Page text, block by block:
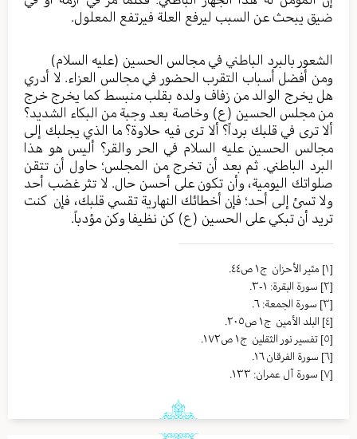
ضيق يبحث عن السبب ليرفع العلة فيرتفع المعلول.
الشعور بالبرد الباطني في مجالس الحسين (عليه السلام)
ومن أفضل أسباب التقرب الحضور في مجالس العزاء. لا أدري
هل يخرج الوالد من زفاف ولده بقلب منبسط كما يخرج خرج
من مجلس الحسين (ع) وخاصة بعد وجبة من البكاء الشديد؟
ألا ترى في قلبك برداً؟ ألا ترى فيه حلاوة؟ ما الذي يجلبك إلى
مجالس الحسين عليه السلام في الحر والقر؟ أليس هو هذا
البرد الباطني. ثم بعد أن تخرج من المجلس؛ حاول أن تتقن
صلواتك اليومية، وأن تكون على أحسن حال. لا تثر غضب أحد
ولا تسئ إلى أحد؛ فإن أخطائك النهارية تقسي قلبك، فإن كنت
تريد أن تبكي على الحسين (ع) كن نظيفا وكن مؤدباً.
[١]
مثیر الأحزان ج١ ص٤٤.
[٢]
سورة البقرة: ١-٣.
[٣]
سورة الجمعة: ٦.
[٤]
البلد الأمین ج١ ص٢٠٥.
[٥]
تفسير نور الثقلين ج١ ص١٧٢.
[٦]
سورة الفرقان ١٦.
[٧]
سورة آل عمران: ١٣٣.